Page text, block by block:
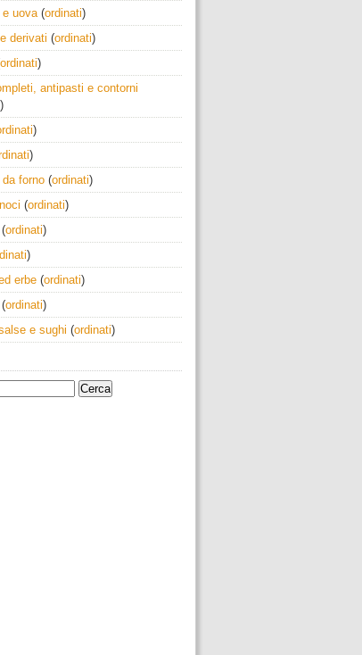
e uova(ordinati)
derivati (ordinati)
ordinati)
antipasti e contorni
)
)
)
da forno (ordinati)
(ordinati)
(ordinati)
)
erbe (ordinati)
(ordinati)
e sughi (ordinati)